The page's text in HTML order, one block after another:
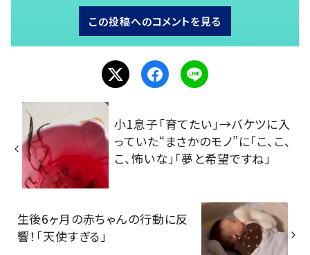
この投稿へのコメントを見る
小1息子「育てたい」→バケツに入
っていた“まさかのモノ”に「こ、こ、
こ、怖いな」「夢と希望ですね」
生後6ヶ月の赤ちゃんの行動に反
響！「天使すぎる」